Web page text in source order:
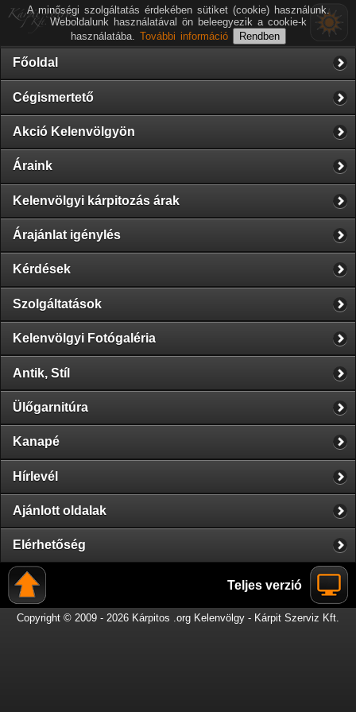
Főoldal
Cégismertető
Akció Kelenvölgyön
Áraink
Kelenvölgyi kárpitozás árak
Árajánlat igénylés
Kérdések
Szolgáltatások
Kelenvölgyi Fotógaléria
Antik, Stíl
Ülőgarnitúra
Kanapé
Hírlevél
Ajánlott oldalak
Elérhetőség
Teljes verzió
Copyright © 2009 - 2026 Kárpitos .org Kelenvölgy - Kárpit Szerviz Kft.
A minőségi szolgáltatás érdekében sütiket (cookie) használunk.
Weboldalunk használatával ön beleegyezik a cookie-k
használatába. További információ